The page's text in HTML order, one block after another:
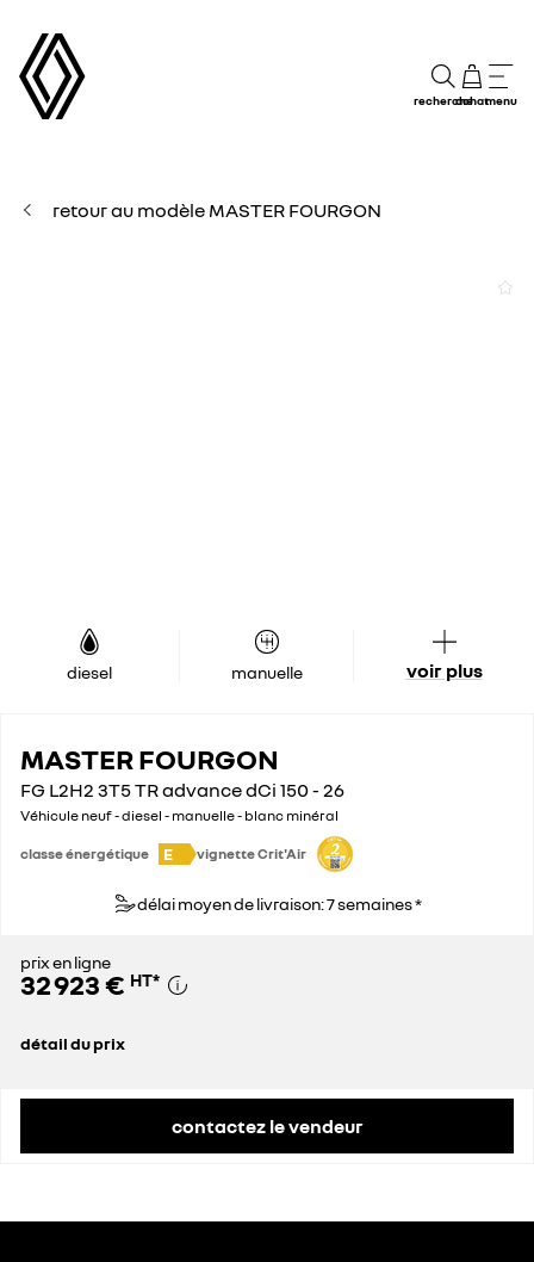
rechercheachatmenu
retour au modèle MASTER FOURGON
diesel manuelle voir plus
MASTER FOURGON
FG L2H2 3T5 TR advance dCi 150 - 26
Véhicule neuf - diesel - manuelle - blanc minéral
classe énergétique E vignette Crit'Air
délai moyen de livraison: 7 semaines *
prix en ligne
32 923 € HT*
détail du prix
contactez le vendeur